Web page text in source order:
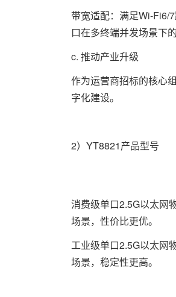
带宽适配：满足Wi-Fi6/
口在多终端并发场景下的
c. 推动产业升级
作为运营商招标的核心
字化建设。
2）YT8821产品型号
消费级单口2.5G以太网
场景，性价比更优。
工业级单口2.5G以太网
场景，稳定性更高。